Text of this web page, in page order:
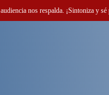
nos respalda. ¡Sintoniza y